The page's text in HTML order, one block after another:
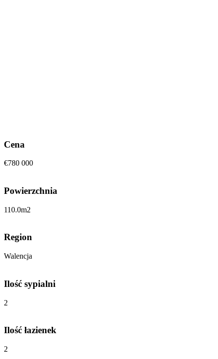
Cena
€780 000
Powierzchnia
110.0m2
Region
Walencja
Ilość sypialni
2
Ilość łazienek
2